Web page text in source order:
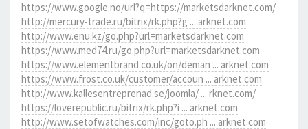
https://www.google.no/url?q=https://marketsdarknet.com/
http://mercury-trade.ru/bitrix/rk.php?g ... arknet.com
http://www.enu.kz/go.php?url=marketsdarknet.com
https://www.med74.ru/go.php?url=marketsdarknet.com
https://www.elementbrand.co.uk/on/deman ... arknet.com
https://www.frost.co.uk/customer/accoun ... arknet.com
http://www.kallesentreprenad.se/joomla/ ... rknet.com/
https://loverepublic.ru/bitrix/rk.php?i ... arknet.com
http://www.setofwatches.com/inc/goto.ph ... arknet.com